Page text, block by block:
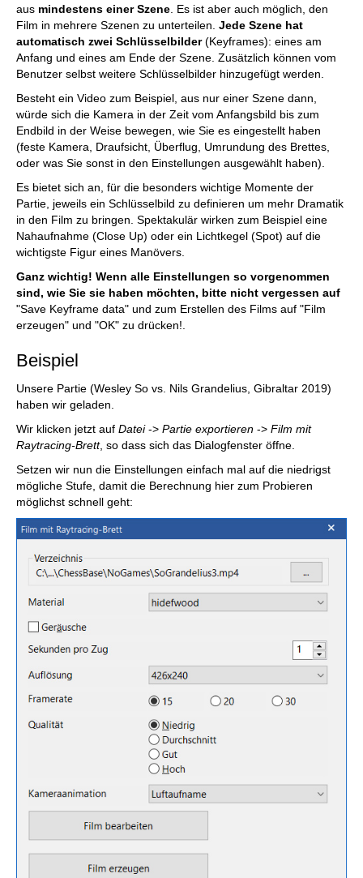
aus mindestens einer Szene . Es ist aber auch möglich, den
Film in mehrere Szenen zu unterteilen. Jede Szene hat
automatisch zwei Schlüsselbilder(Keyframes): eines am
Anfang und eines am Ende der Szene. Zusätzlich können vom
Benutzer selbst weitere Schlüsselbilder hinzugefügt werden.
Besteht ein Video zum Beispiel, aus nur einer Szene dann,
würde sich die Kamera in der Zeit vom Anfangsbild bis zum
Endbild in der Weise bewegen, wie Sie es eingestellt haben
(feste Kamera, Draufsicht, Überflug, Umrundung des Brettes,
oder was Sie sonst in den Einstellungen ausgewählt haben).
Es bietet sich an, für die besonders wichtige Momente der
Partie, jeweils ein Schlüsselbild zu definieren um mehr Dramatik
in den Film zu bringen. Spektakulär wirken zum Beispiel eine
Nahaufnahme (Close Up) oder ein Lichtkegel (Spot) auf die
wichtigste Figur eines Manövers.
Ganz wichtig! Wenn alle Einstellungen so vorgenommen
sind, wie Sie sie haben möchten, bitte nicht vergessen auf
"Save Keyframe data" und zum Erstellen des Films auf "Film
erzeugen" und "OK" zu drücken!.
Beispiel
Unsere Partie (Wesley So vs. Nils Grandelius, Gibraltar 2019)
haben wir geladen.
Wir klicken jetzt auf Datei-> Partie exportieren -> Film mit
Raytracing-Brett, so dass sich das Dialogfenster öffne.
Setzen wir nun die Einstellungen einfach mal auf die niedrigst
mögliche Stufe, damit die Berechnung hier zum Probieren
möglichst schnell geht: